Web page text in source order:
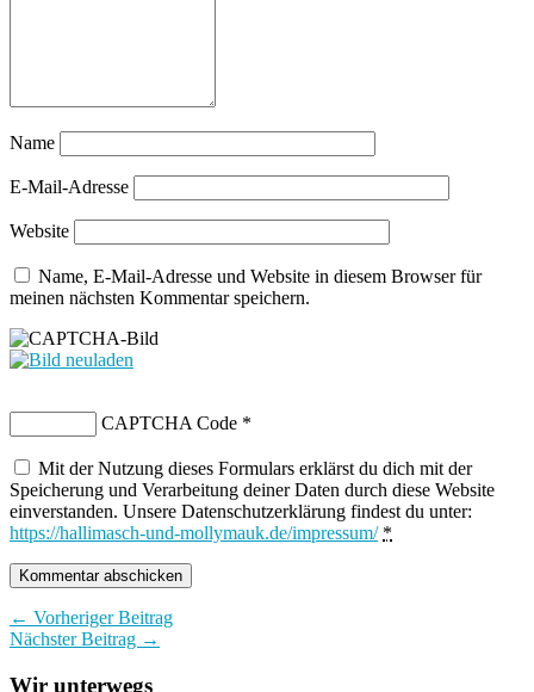
Name
E-Mail-Adresse
Website
Name, E-Mail-Adresse und Website in diesem Browser für
meinen nächsten Kommentar speichern.
CAPTCHA Code *
Mit der Nutzung dieses Formulars erklärst du dich mit der
Speicherung und Verarbeitung deiner Daten durch diese Website
einverstanden. Unsere Datenschutzerklärung findest du unter:
https://hallimasch-und-mollymauk.de/impressum/ *
← Vorheriger Beitrag
Nächster Beitrag →
Wir unterwegs